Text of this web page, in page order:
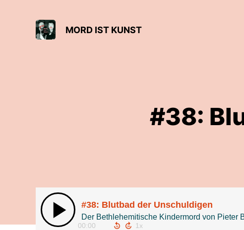
MORD IST KUNST
#38:
#38: Blutbad der Unschuldigen
Der Bethlehemitische Kindermord von Pieter
00:00